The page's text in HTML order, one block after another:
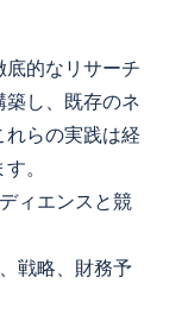
底的なリサーチ
築し、既存のネ
れらの実践は経
。
ィエンスと競
戦略、財務予